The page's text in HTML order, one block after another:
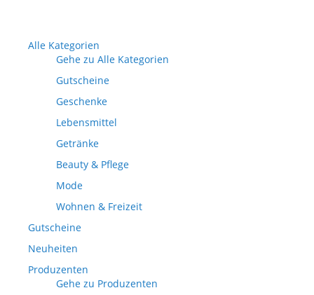
Alle Kategorien
Gehe zu Alle Kategorien
Gutscheine
Geschenke
Lebensmittel
Getränke
Beauty & Pflege
Mode
Wohnen & Freizeit
Gutscheine
Neuheiten
Produzenten
Gehe zu Produzenten